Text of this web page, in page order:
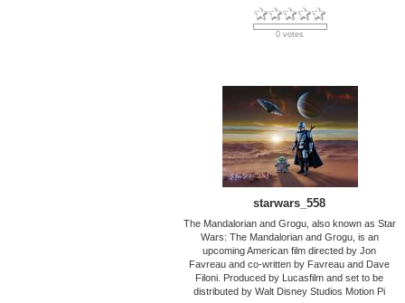
0 votes
starwars_558
The Mandalorian and Grogu, also known as Star
Wars: The Mandalorian and Grogu, is an
upcoming American film directed by Jon
Favreau and co-written by Favreau and Dave
Filoni. Produced by Lucasfilm and set to be
distributed by Walt Disney Studios Motion Pi